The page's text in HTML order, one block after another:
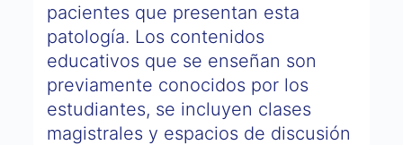
pacientes que presentan esta
patología. Los contenidos
educativos que se enseñan son
previamente conocidos por los
estudiantes, se incluyen clases
magistrales y espacios de discusión